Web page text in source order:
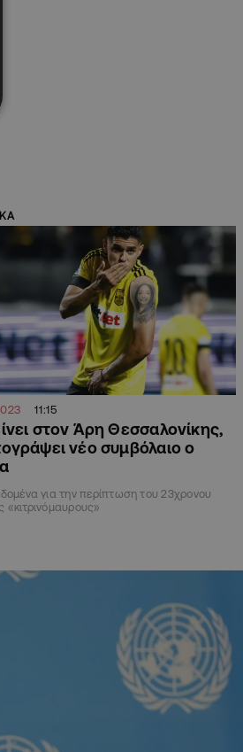
11:15
στον Άρη Θεσσαλονίκης,
νέο συμβόλαιο ο
για την περίπτωση του 23χρονου
«κιτρινόμαυρους»